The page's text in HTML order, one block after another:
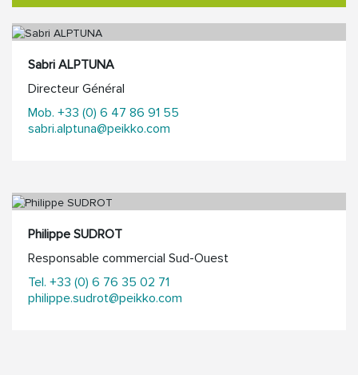
Sabri ALPTUNA
Directeur Général
Mob. +33 (0) 6 47 86 91 55
sabri.alptuna@peikko.com
Philippe SUDROT
Responsable commercial Sud-Ouest
Tel. +33 (0) 6 76 35 02 71
philippe.sudrot@peikko.com